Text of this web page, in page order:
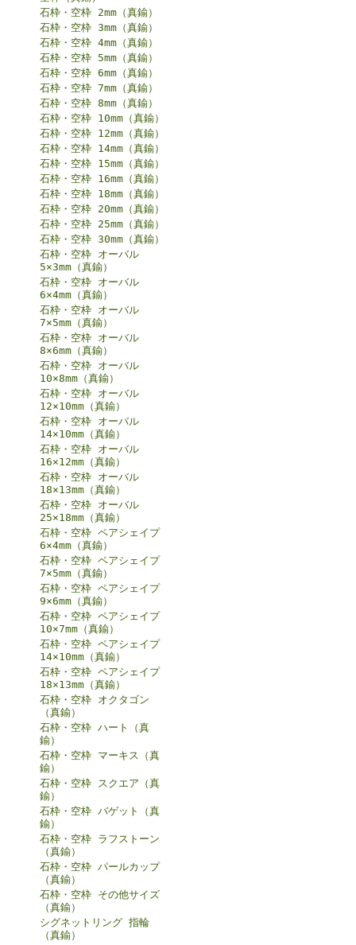
石枠・空枠 2mm（真鍮）
石枠・空枠 3mm（真鍮）
石枠・空枠 4mm（真鍮）
石枠・空枠 5mm（真鍮）
石枠・空枠 6mm（真鍮）
石枠・空枠 7mm（真鍮）
石枠・空枠 8mm（真鍮）
石枠・空枠 10mm（真鍮）
石枠・空枠 12mm（真鍮）
石枠・空枠 14mm（真鍮）
石枠・空枠 15mm（真鍮）
石枠・空枠 16mm（真鍮）
石枠・空枠 18mm（真鍮）
石枠・空枠 20mm（真鍮）
石枠・空枠 25mm（真鍮）
石枠・空枠 30mm（真鍮）
石枠・空枠 オーバル
5×3mm（真鍮）
石枠・空枠 オーバル
6×4mm（真鍮）
石枠・空枠 オーバル
7×5mm（真鍮）
石枠・空枠 オーバル
8×6mm（真鍮）
石枠・空枠 オーバル
10×8mm（真鍮）
石枠・空枠 オーバル
12×10mm（真鍮）
石枠・空枠 オーバル
14×10mm（真鍮）
石枠・空枠 オーバル
16×12mm（真鍮）
石枠・空枠 オーバル
18×13mm（真鍮）
石枠・空枠 オーバル
25×18mm（真鍮）
石枠・空枠 ペアシェイプ
6×4mm（真鍮）
石枠・空枠 ペアシェイプ
7×5mm（真鍮）
石枠・空枠 ペアシェイプ
9×6mm（真鍮）
石枠・空枠 ペアシェイプ
10×7mm（真鍮）
石枠・空枠 ペアシェイプ
14×10mm（真鍮）
石枠・空枠 ペアシェイプ
18×13mm（真鍮）
石枠・空枠 オクタゴン
（真鍮）
石枠・空枠 ハート（真
鍮）
石枠・空枠 マーキス（真
鍮）
石枠・空枠 スクエア（真
鍮）
石枠・空枠 バゲット（真
鍮）
石枠・空枠 ラフストーン
（真鍮）
石枠・空枠 パールカップ
（真鍮）
石枠・空枠 その他サイズ
（真鍮）
シグネットリング 指輪
（真鍮）